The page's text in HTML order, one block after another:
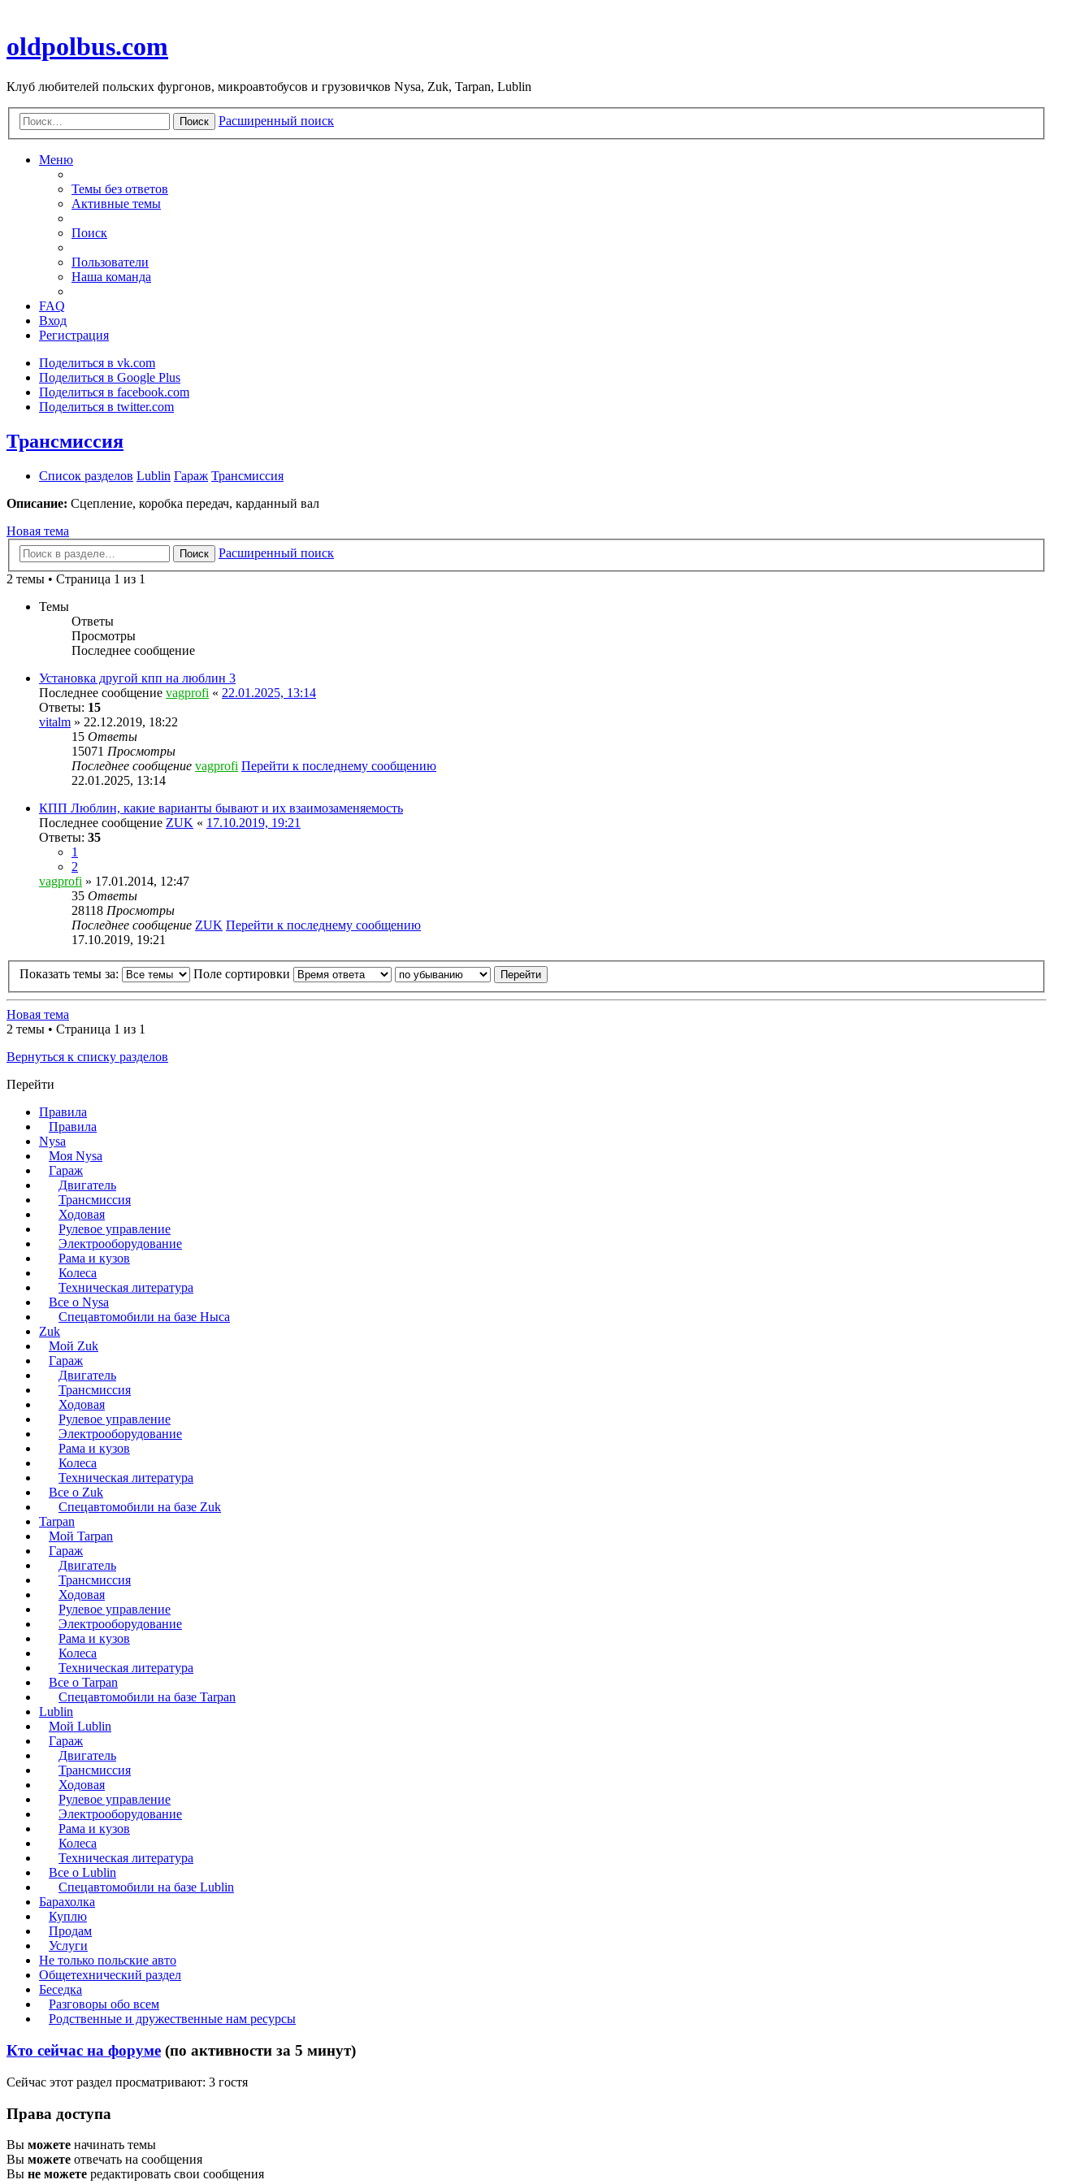
oldpolbus.com
Клуб любителей польских фургонов, микроавтобусов и грузовичков Nysa, Zuk, Tarpan, Lublin
Поиск Расширенный поиск
Меню
Темы без ответов
Активные темы
Поиск
Пользователи
Наша команда
FAQ
Вход
Регистрация
Поделиться в vk.com
Поделиться в Google Plus
Поделиться в facebook.com
Поделиться в twitter.com
Трансмиссия
Список разделов Lublin Гараж Трансмиссия
Описание: Сцепление, коробка передач, карданный вал
Новая тема
Поиск
Расширенный поиск
2 темы • Страница 1 из 1
Темы
Ответы
Просмотры
Последнее сообщение
Установка другой кпп на люблин 3
Последнее сообщение vagprofi « 22.01.2025, 13:14
Ответы: 15
vitalm » 22.12.2019, 18:22
15 Ответы
15071 Просмотры
Последнее сообщение vagprofi Перейти к последнему сообщению
22.01.2025, 13:14
КПП Люблин, какие варианты бывают и их взаимозаменяемость
Последнее сообщение ZUK « 17.10.2019, 19:21
Ответы: 35
1
2
vagprofi » 17.01.2014, 12:47
35 Ответы
28118 Просмотры
Последнее сообщение ZUK Перейти к последнему сообщению
17.10.2019, 19:21
Показать темы за: Поле сортировки
Новая тема
2 темы • Страница 1 из 1
Вернуться к списку разделов
Перейти
Правила
Правила
Nysa
Моя Nysa
Гараж
Двигатель
Трансмиссия
Ходовая
Рулевое управление
Электрооборудование
Рама и кузов
Колеса
Техническая литература
Все о Nysa
Спецавтомобили на базе Ныса
Zuk
Мой Zuk
Гараж
Двигатель
Трансмиссия
Ходовая
Рулевое управление
Электрооборудование
Рама и кузов
Колеса
Техническая литература
Все о Zuk
Спецавтомобили на базе Zuk
Tarpan
Мой Tarpan
Гараж
Двигатель
Трансмиссия
Ходовая
Рулевое управление
Электрооборудование
Рама и кузов
Колеса
Техническая литература
Все о Tarpan
Спецавтомобили на базе Tarpan
Lublin
Мой Lublin
Гараж
Двигатель
Трансмиссия
Ходовая
Рулевое управление
Электрооборудование
Рама и кузов
Колеса
Техническая литература
Все о Lublin
Спецавтомобили на базе Lublin
Барахолка
Куплю
Продам
Услуги
Не только польские авто
Общетехнический раздел
Беседка
Разговоры обо всем
Родственные и дружественные нам ресурсы
Кто сейчас на форуме (по активности за 5 минут)
Сейчас этот раздел просматривают: 3 гостя
Права доступа
Вы можете начинать темы
Вы можете отвечать на сообщения
Вы не можете редактировать свои сообщения